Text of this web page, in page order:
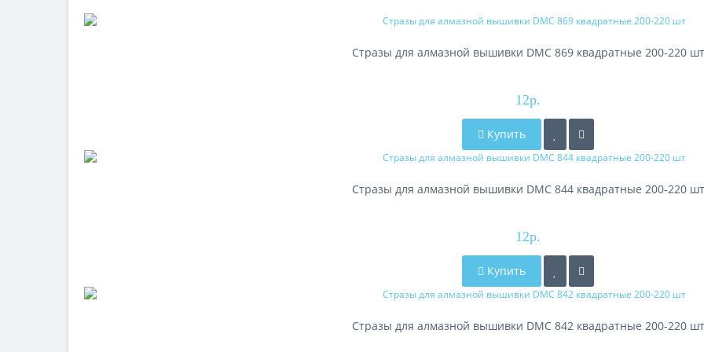
Стразы для алмазной вышивки DMC 869 квадратные 200-220 шт
12р.
Купить
Стразы для алмазной вышивки DMC 844 квадратные 200-220 шт
12р.
Купить
Стразы для алмазной вышивки DMC 842 квадратные 200-220 шт